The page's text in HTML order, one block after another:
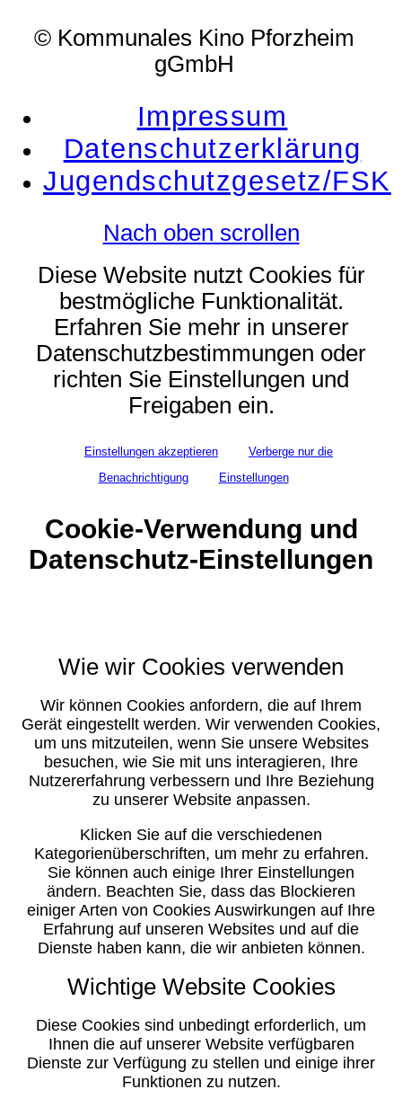
© Kommunales Kino Pforzheim
gGmbH
Impressum
Datenschutzerklärung
Jugendschutzgesetz/FSK
Nach oben scrollen
Diese Website nutzt Cookies für
bestmögliche Funktionalität.
Erfahren Sie mehr in unserer
Datenschutzbestimmungen oder
richten Sie Einstellungen und
Freigaben ein.
Einstellungen akzeptieren
Verberge nur die
Benachrichtigung
Einstellungen
Cookie-Verwendung und
Datenschutz-Einstellungen
Wie wir Cookies verwenden
Wir können Cookies anfordern, die auf Ihrem
Gerät eingestellt werden. Wir verwenden Cookies,
um uns mitzuteilen, wenn Sie unsere Websites
besuchen, wie Sie mit uns interagieren, Ihre
Nutzererfahrung verbessern und Ihre Beziehung
zu unserer Website anpassen.
Klicken Sie auf die verschiedenen
Kategorienüberschriften, um mehr zu erfahren.
Sie können auch einige Ihrer Einstellungen
ändern. Beachten Sie, dass das Blockieren
einiger Arten von Cookies Auswirkungen auf Ihre
Erfahrung auf unseren Websites und auf die
Dienste haben kann, die wir anbieten können.
Wichtige Website Cookies
Diese Cookies sind unbedingt erforderlich, um
Ihnen die auf unserer Website verfügbaren
Dienste zur Verfügung zu stellen und einige ihrer
Funktionen zu nutzen.